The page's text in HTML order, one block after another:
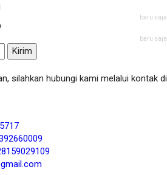
baru saja
baru saja
Kirim
silahkan hubungi kami melalui kontak di